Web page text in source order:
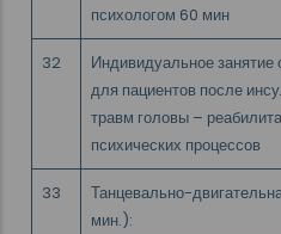
психологом 60 мин
32
Индивидуальное занятие
для пациентов после
травм головы –
психических процессов
33
Танцевально-
мин.):